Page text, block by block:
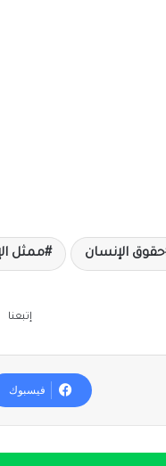
حقوق الإنسان ممثل
إتبعنا
فيسبوك